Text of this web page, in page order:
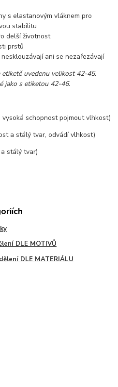
s elastanovým vláknem pro
stabilitu
delší životnost
prstů
ani se nezařezávají
uvedenu velikost 42-45.
jako s etiketou 42-46.
schopnost pojmout vlhkost)
a stálý tvar, odvádí vlhkost)
stálý tvar)
DLE MOTIVŮ
DLE MATERIÁLU